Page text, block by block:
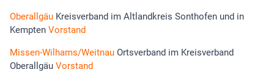
Oberallgäu Kreisverband im Altlandkreis Sonthofen und in
Kempten Vorstand
Missen-Wilhams/Weitnau Ortsverband im Kreisverband
Oberallgäu Vorstand